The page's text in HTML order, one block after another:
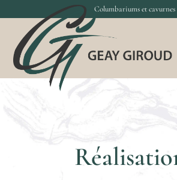
Columbariums et cavurnes